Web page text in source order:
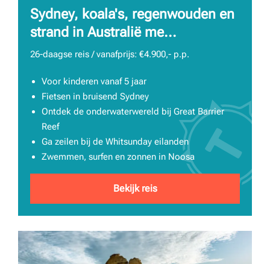
Sydney, koala's, regenwouden en
strand in Australië me...
26-daagse reis / vanafprijs: €4.900,- p.p.
Voor kinderen vanaf 5 jaar
Fietsen in bruisend Sydney
Ontdek de onderwaterwereld bij Great Barrier
Reef
Ga zeilen bij de Whitsunday eilanden
Zwemmen, surfen en zonnen in Noosa
Bekijk reis